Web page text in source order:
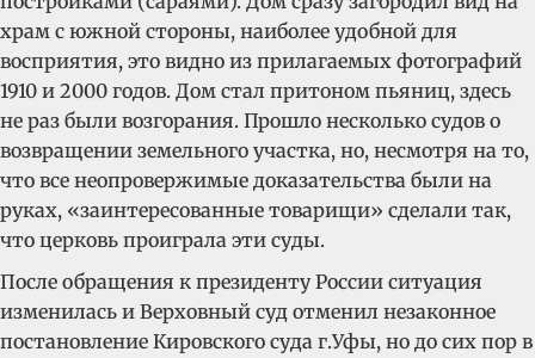
храм с южной стороны, наиболее удобной для
восприятия, это видно из прилагаемых фотографий
1910 и 2000 годов. Дом стал притоном пьяниц, здесь
не раз были возгорания. Прошло несколько судов о
возвращении земельного участка, но, несмотря на то,
что все неопровержимые доказательства были на
руках, «заинтересованные товарищи» сделали так,
что церковь проиграла эти суды.
После обращения к президенту России ситуация
изменилась и Верховный суд отменил незаконное
постановление Кировского суда г.Уфы, но до сих пор в